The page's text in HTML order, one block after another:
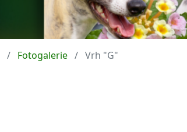
Fotogalerie Vrh "G"